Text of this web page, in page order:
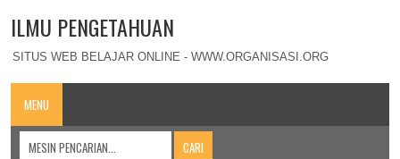
ILMU PENGETAHUAN
SITUS WEB BELAJAR ONLINE - WWW.ORGANISASI.ORG
MENU